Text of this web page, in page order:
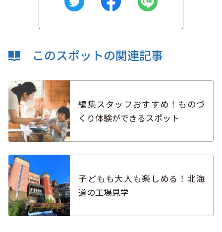
このスポットの関連記事
編集スタッフおすすめ！ものづ
くり体験ができるスポット
子どもも大人も楽しめる！北海
道の工場見学